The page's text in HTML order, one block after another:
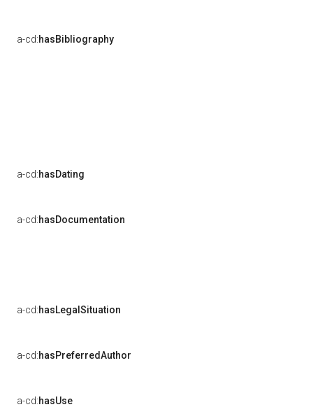
a-cd:hasBibliography
a-cd:hasDating
a-cd:hasDocumentation
a-cd:hasLegalSituation
a-cd:hasPreferredAuthor
a-cd:hasUse